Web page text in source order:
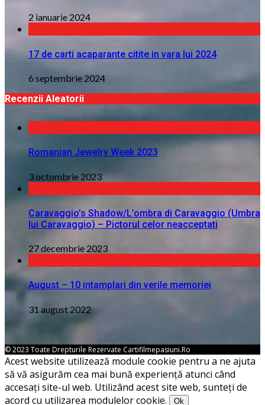
2 ianuarie 2024
17 de carti acaparante citite in vara lui 2024
6 septembrie 2024
Recenzii Aleatorii
Romanian Jewelry Week 2023
3 octombrie 2023
Caravaggio’s Shadow/L’ombra di Caravaggio (Umbra
lui Caravaggio) – Pictorul celor neacceptati
27 decembrie 2023
August – 10 intamplari din verile memoriei
31 august 2022
© 2023 Toate Drepturile Rezervate Cartifilmepasiuni.ro
Acest website utilizează module cookie pentru a ne ajuta
să vă asigurăm cea mai bună experiență atunci când
accesați site-ul web. Utilizând acest site web, sunteți de
acord cu utilizarea modulelor cookie.
Ok